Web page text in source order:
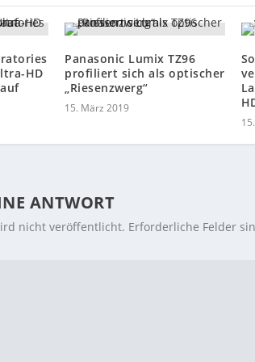
HD
Panasonic Lumix TZ96
profiliert sich als optischer
„Riesenzwerg“
15. März 2019
ANTWORT
nicht veröffentlicht. Erforderliche Felder